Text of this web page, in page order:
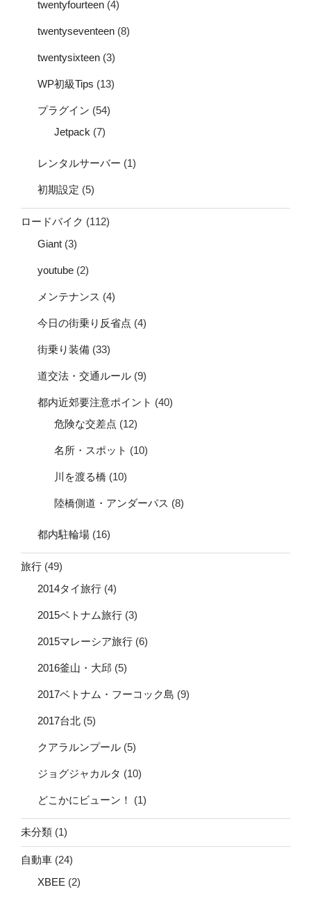
twentyfourteen (4)
twentyseventeen (8)
twentysixteen (3)
WP初級Tips (13)
プラグイン (54)
Jetpack (7)
レンタルサーバー (1)
初期設定 (5)
ロードバイク (112)
Giant (3)
youtube (2)
メンテナンス (4)
今日の街乗り反省点 (4)
街乗り装備 (33)
道交法・交通ルール (9)
都内近郊要注意ポイント (40)
危険な交差点 (12)
名所・スポット (10)
川を渡る橋 (10)
陸橋側道・アンダーパス (8)
都内駐輪場 (16)
旅行 (49)
2014タイ旅行 (4)
2015ベトナム旅行 (3)
2015マレーシア旅行 (6)
2016釜山・大邱 (5)
2017ベトナム・フーコック島 (9)
2017台北 (5)
クアラルンプール (5)
ジョグジャカルタ (10)
どこかにビューン！ (1)
未分類 (1)
自動車 (24)
XBEE (2)